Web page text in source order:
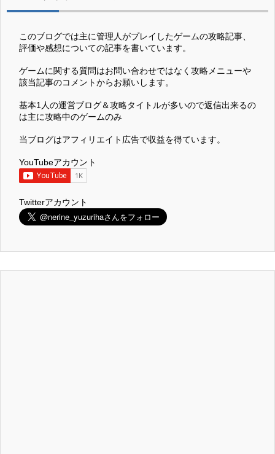
このブログでは主に管理人がプレイしたゲームの攻略記事、
評価や感想についての記事を書いています。
ゲームに関する質問はお問い合わせではなく攻略メニューや
該当記事のコメントからお願いします。
基本1人の運営ブログ＆攻略タイトルが多いので返信出来るの
は主に攻略中のゲームのみ
当ブログはアフィリエイト広告で収益を得ています。
YouTubeアカウント
Twitterアカウント